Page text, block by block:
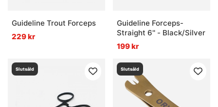
Guideline Trout Forceps
229 kr
Guideline Forceps-
Straight 6'' - Black/Silver
199 kr
Slutsåld Slutsåld